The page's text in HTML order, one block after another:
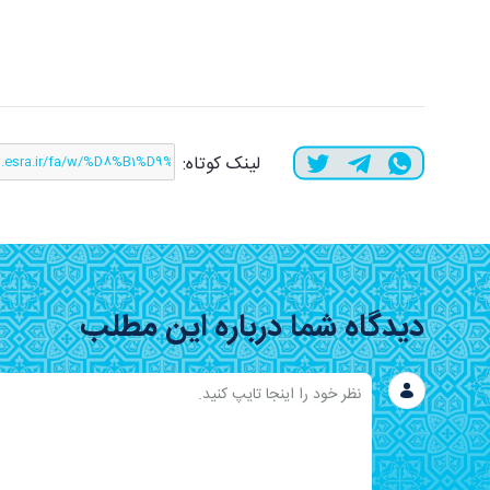
لینک کوتاه:
دیدگاه شما درباره این مطلب